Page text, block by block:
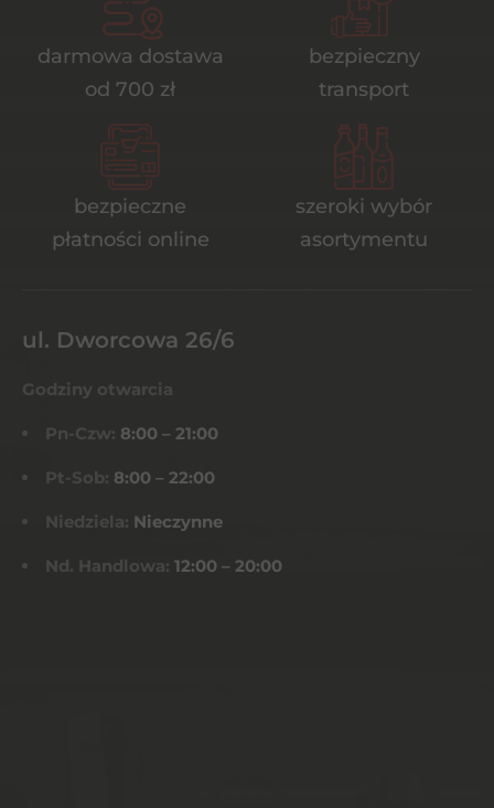
darmowa dostawa
od 700 zł
bezpieczny
transport
bezpieczne
płatności online
szeroki wybór
asortymentu
ul. Dworcowa 26/6
Godziny otwarcia
Pn-Czw: 8:00 – 21:00
Pt-Sob: 8:00 – 22:00
Niedziela: Nieczynne
Nd. Handlowa: 12:00 – 20:00